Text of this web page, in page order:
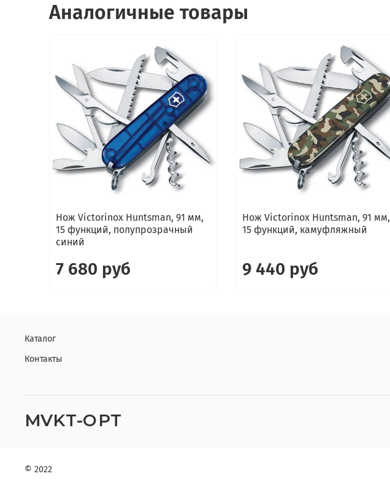
Аналогичные товары
Нож Victorinox Huntsman, 91 мм,
15 функций, полупрозрачный
синий
7 680 руб
Нож Victorinox Huntsman, 91 мм,
15 функций, камуфляжный
9 440 руб
Каталог
Контакты
MVKT-OPT
© 2022